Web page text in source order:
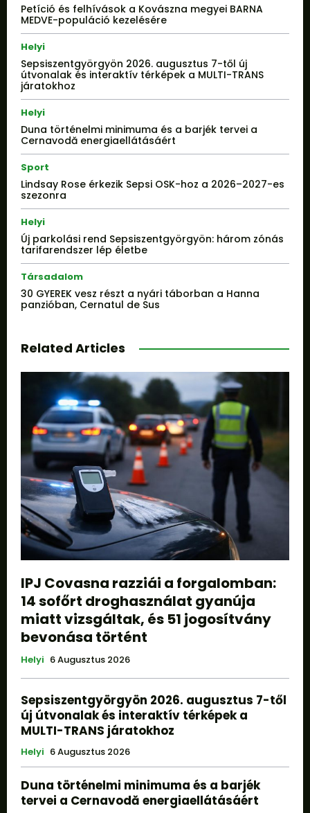
Petíció és felhívások a Kovászna megyei BARNA
MEDVE-populáció kezelésére
Helyi
Sepsiszentgyörgyön 2026. augusztus 7-től új
útvonalak és interaktív térképek a MULTI-TRANS
járatokhoz
Helyi
Duna történelmi minimuma és a barjék tervei a
Cernavodă energiaellátásáért
Sport
Lindsay Rose érkezik Sepsi OSK-hoz a 2026–2027-es
szezonra
Helyi
Új parkolási rend Sepsiszentgyörgyön: három zónás
tarifarendszer lép életbe
Társadalom
30 GYEREK vesz részt a nyári táborban a Hanna
panzióban, Cernatul de Sus
Related Articles
IPJ Covasna razziái a forgalomban:
14 sofőrt droghasználat gyanúja
miatt vizsgáltak, és 51 jogosítvány
bevonása történt
Helyi 6 Augusztus 2026
Sepsiszentgyörgyön 2026. augusztus 7-től
új útvonalak és interaktív térképek a
MULTI-TRANS járatokhoz
Helyi 6 Augusztus 2026
Duna történelmi minimuma és a barjék
tervei a Cernavodă energiaellátásáért